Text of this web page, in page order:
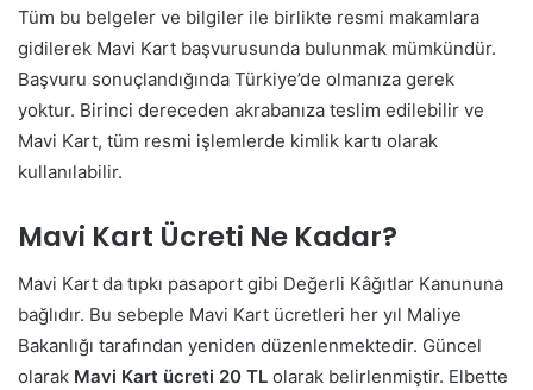
Tüm bu belgeler ve bilgiler ile birlikte resmi makamlara
gidilerek Mavi Kart başvurusunda bulunmak mümkündür.
Başvuru sonuçlandığında Türkiye’de olmanıza gerek
yoktur. Birinci dereceden akrabanıza teslim edilebilir ve
Mavi Kart, tüm resmi işlemlerde kimlik kartı olarak
kullanılabilir.
Mavi Kart Ücreti Ne Kadar?
Mavi Kart da tıpkı pasaport gibi Değerli Kâğıtlar Kanununa
bağlıdır. Bu sebeple Mavi Kart ücretleri her yıl Maliye
Bakanlığı tarafından yeniden düzenlenmektedir. Güncel
olarak Mavi Kart ücreti 20 TL olarak belirlenmiştir. Elbette